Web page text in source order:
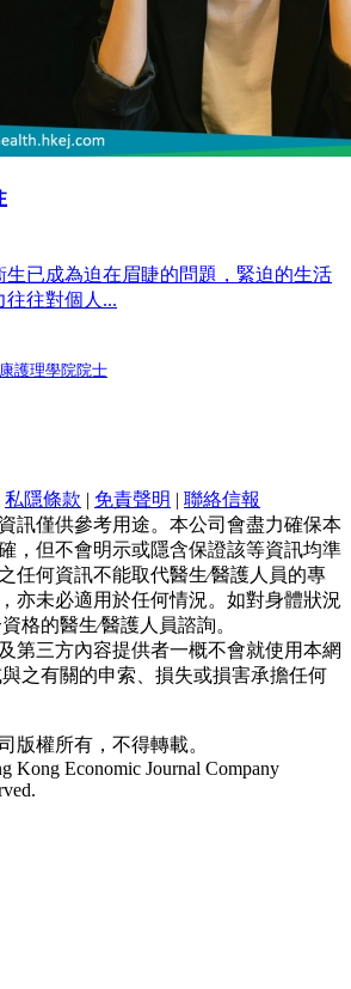
生已成為迫在眉睫的問題，緊迫的生活
往往對個人...
護理學院院士
私隱條款 | 免責聲明 | 聯絡信報
訊僅供參考用途。本公司會盡力確保本
，但不會明示或隱含保證該等資訊均準
任何資訊不能取代醫生∕醫護人員的專
亦未必適用於任何情況。如對身體狀況
格的醫生∕醫護人員諮詢。
第三方內容提供者一概不會就使用本網
之有關的申索、損失或損害承擔任何
版權所有，不得轉載。
Kong Economic Journal Company